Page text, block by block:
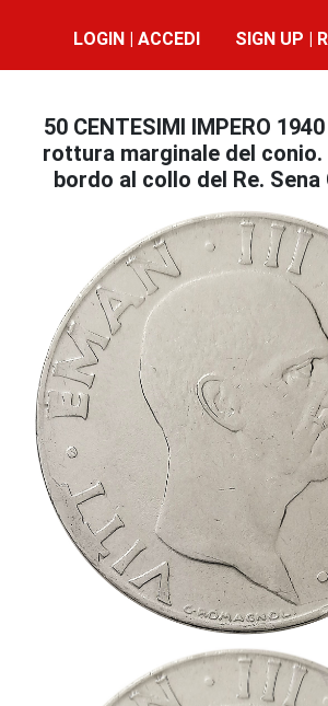
LOGIN | ACCEDI SIGN UP |
50 CENTESIMI IMPERO
rottura marginale del
bordo al collo del Re. Sena